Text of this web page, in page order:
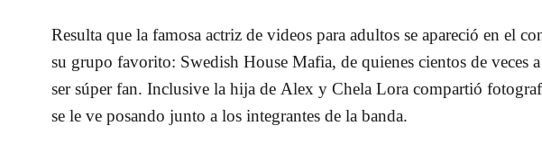
Resulta que la famosa actriz de videos para adultos se apareció en el
su grupo favorito: Swedish House Mafia, de quienes cientos de veces
ser súper fan. Inclusive la hija de Alex y Chela Lora compartió
se le ve posando junto a los integrantes de la banda.